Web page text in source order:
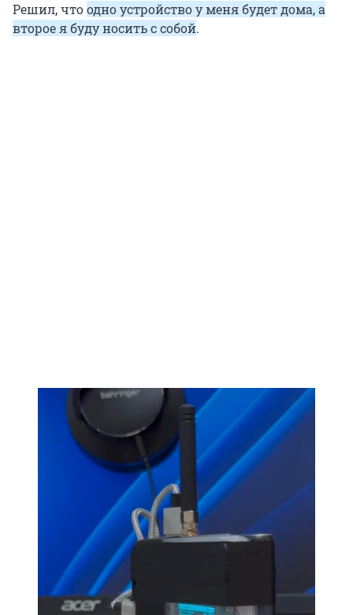
Решил, чтоодно устройство у меня будет дома, а
второе я буду носить с собой.